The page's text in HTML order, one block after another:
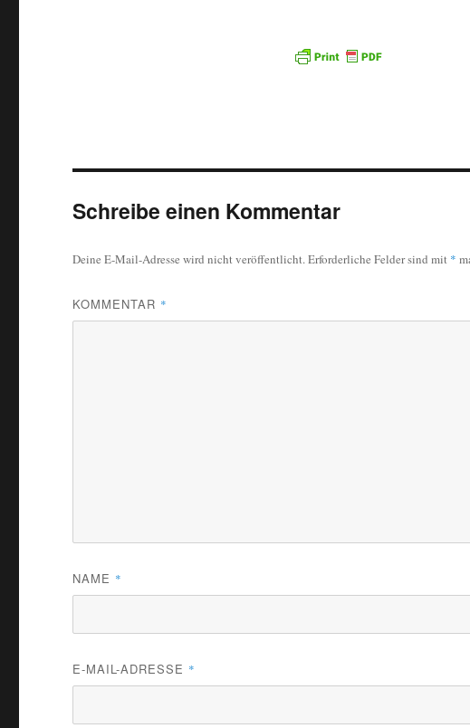
Schreibe einen Kommentar
Deine E-Mail-Adresse wird nicht veröffentlicht.Erforderliche Felder sind mit *
KOMMENTAR *
NAME *
E-MAIL-ADRESSE *